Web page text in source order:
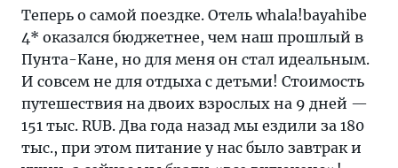
Теперь о самой поездке. Отель whala!bayahibe
4* оказался бюджетнее, чем наш прошлый в
Пунта-Кане, но для меня он стал идеальным.
И совсем не для отдыха с детьми! Стоимость
путешествия на двоих взрослых на 9 дней —
151 тыс. RUB. Два года назад мы ездили за 180
тыс., при этом питание у нас было завтрак и